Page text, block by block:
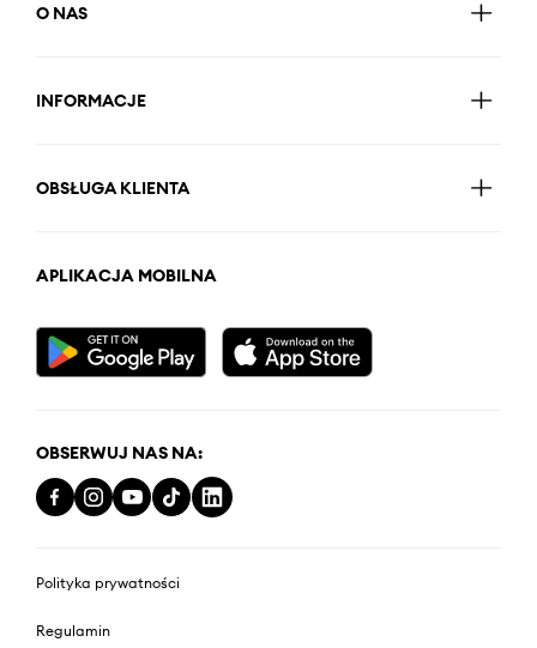
O NAS
INFORMACJE
OBSŁUGA KLIENTA
APLIKACJA MOBILNA
OBSERWUJ NAS NA:
Polityka prywatności
Regulamin